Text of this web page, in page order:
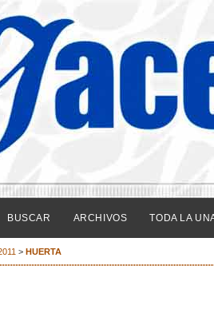
BUSCAR ARCHIVOS TODA LA
> HUERTA